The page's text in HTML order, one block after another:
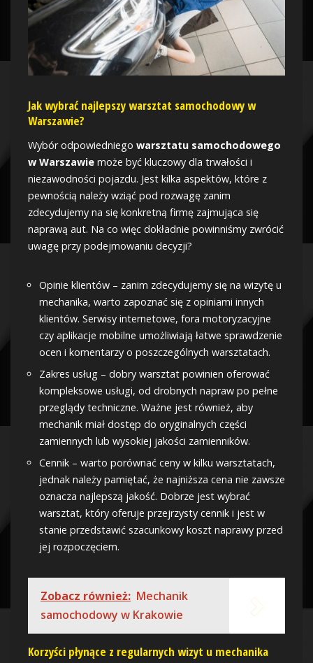
Jak wybrać najlepszy warsztat samochodowy w
Warszawie?
Wybór odpowiedniego warsztatu samochodowego
w Warszawie może być kluczowy dla trwałości i
niezawodności pojazdu. Jest kilka aspektów, które z
pewnością należy wziąć pod rozwagę zanim
zdecydujemy na się konkretną firmę zajmująca się
naprawą aut. Na co więc dokładnie powinniśmy zwrócić
uwagę przy podejmowaniu decyzji?
Opinie klientów – zanim zdecydujemy się na wizytę u
mechanika, warto zapoznać się z opiniami innych
klientów. Serwisy internetowe, fora motoryzacyjne
czy aplikacje mobilne umożliwiają łatwe sprawdzenie
ocen i komentarzy o poszczególnych warsztatach.
Zakres usług – dobry warsztat powinien oferować
kompleksowe usługi, od drobnych napraw po pełne
przeglądy techniczne. Ważne jest również, aby
mechanik miał dostęp do oryginalnych części
zamiennych lub wysokiej jakości zamienników.
Cennik – warto porównać ceny w kilku warsztatach,
jednak należy pamiętać, że najniższa cena nie zawsze
oznacza najlepszą jakość. Dobrze jest wybrać
warsztat, który oferuje przejrzysty cennik i jest w
stanie przedstawić szacunkowy koszt naprawy przed
jej rozpoczęciem.
Zobacz również: Mechanik
samochodowy w Krakowie
Korzyści płynące z regularnych wizyt u mechanika